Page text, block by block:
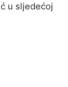
u sljedećoj